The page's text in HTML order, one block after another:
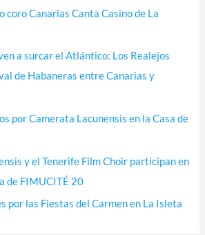
coro Canarias Canta Casino de La
a surcar el Atlántico: Los Realejos
de Habaneras entre Canarias y
por Camerata Lacunensis en la Casa de
y el Tenerife Film Choir participan en
de FIMUCITÉ 20
por las Fiestas del Carmen en La Isleta